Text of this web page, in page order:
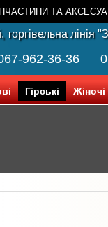
ТА
лінія
962-36-36
Гірські Жіночі